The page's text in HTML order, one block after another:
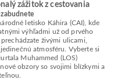
zážitok z cestovania
letisko Káhira (CAI), kde
výhľadmi už od prvého
živými ulicami,
atmosféru. Vyberte si
Muhammed (LOS)
obzory so svojimi blízkymi a